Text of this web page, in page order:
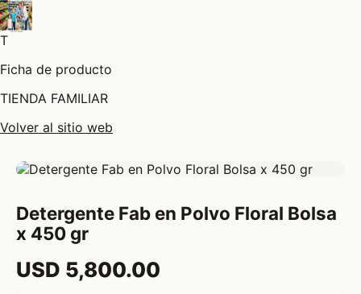
T
Ficha de producto
TIENDA FAMILIAR
Volver al sitio web
Detergente Fab en Polvo Floral Bolsa
x 450 gr
USD 5,800.00